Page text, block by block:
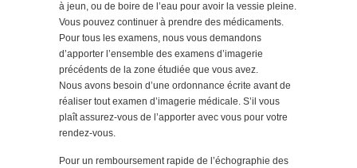
à jeun, ou de boire de l’eau pour avoir la vessie pleine.
Vous pouvez continuer à prendre des médicaments.
Pour tous les examens, nous vous demandons
d’apporter l’ensemble des examens d’imagerie
précédents de la zone étudiée que vous avez.
Nous avons besoin d’une ordonnance écrite avant de
réaliser tout examen d’imagerie médicale. S’il vous
plaît assurez-vous de l’apporter avec vous pour votre
rendez-vous.
Pour un remboursement rapide de l’échographie des